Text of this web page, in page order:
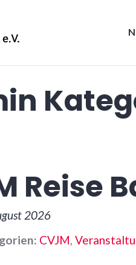
Reise
2026
CVJM